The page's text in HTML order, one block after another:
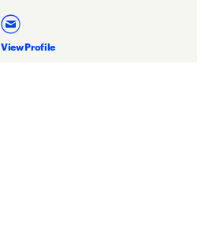
View Profile